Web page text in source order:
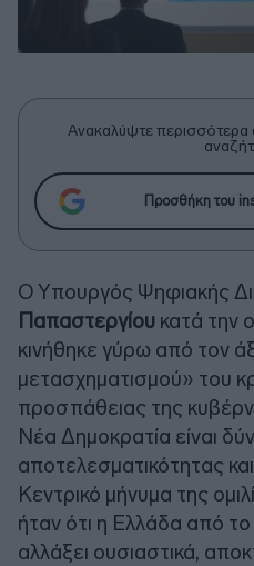
Ανακαλύψτε
Προσθήκη του
Ο Υπουργός Ψηφιακής
Παπαστεργίου κατά την
κινήθηκε γύρω από τον
μετασχηματισμού» του
προσπάθειας της
Νέα Δημοκρατία είναι
αποτελεσματικότητας
Κεντρικό μήνυμα της
ήταν ότι η Ελλάδα από
αλλάξει ουσιαστικά,